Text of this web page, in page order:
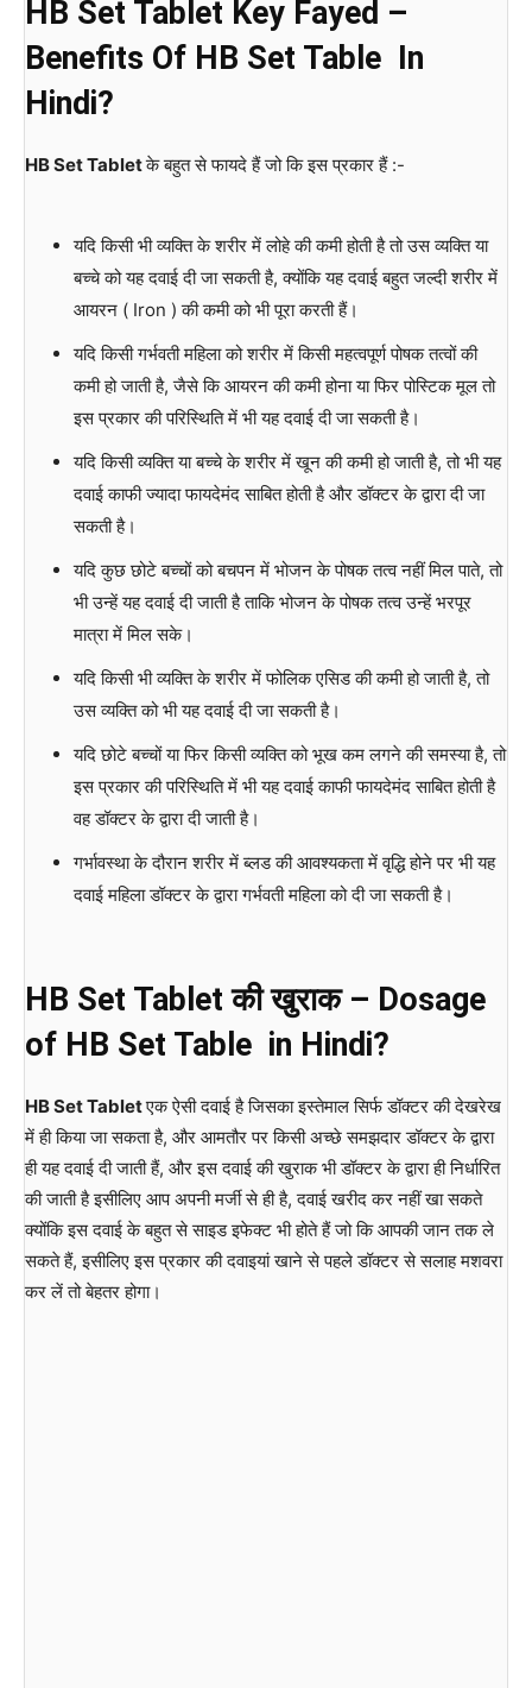
HB Set Tablet Key Fayed –
Benefits Of HB Set Table In
Hindi?
HB SetTabletके बहुत से फायदे हैं जो कि इस प्रकार हैं :-
यदि किसी भी व्यक्ति के शरीर में लोहे की कमी होती है तो उस व्यक्ति या
बच्चे को यह दवाई दी जा सकती है, क्योंकि यह दवाई बहुत जल्दी शरीर में
आयरन ( Iron ) की कमी को भी पूरा करती हैं।
यदि किसी गर्भवती महिला को शरीर में किसी महत्वपूर्ण पोषक तत्वों की
कमी हो जाती है, जैसे कि आयरन की कमी होना या फिर पोस्टिक मूल तो
इस प्रकार की परिस्थिति में भी यह दवाई दी जा सकती है।
यदि किसी व्यक्ति या बच्चे के शरीर में खून की कमी हो जाती है, तो भी यह
दवाई काफी ज्यादा फायदेमंद साबित होती है और डॉक्टर के द्वारा दी जा
सकती है।
यदि कुछ छोटे बच्चों को बचपन में भोजन के पोषक तत्व नहीं मिल पाते, तो
भी उन्हें यह दवाई दी जाती है ताकि भोजन के पोषक तत्व उन्हें भरपूर
मात्रा में मिल सके।
यदि किसी भी व्यक्ति के शरीर में फोलिक एसिड की कमी हो जाती है, तो
उस व्यक्ति को भी यह दवाई दी जा सकती है।
यदि छोटे बच्चों या फिर किसी व्यक्ति को भूख कम लगने की समस्या है, तो
इस प्रकार की परिस्थिति में भी यह दवाई काफी फायदेमंद साबित होती है
वह डॉक्टर के द्वारा दी जाती है।
गर्भावस्था के दौरान शरीर में ब्लड की आवश्यकता में वृद्धि होने पर भी यह
दवाई महिला डॉक्टर के द्वारा गर्भवती महिला को दी जा सकती है।
HB Set Tablet की खुराक – Dosage
of HB Set Table in Hindi?
HB SetTabletएक ऐसी दवाई है जिसका इस्तेमाल सिर्फ डॉक्टर की देखरेख
में ही किया जा सकता है, और आमतौर पर किसी अच्छे समझदार डॉक्टर के द्वारा
ही यह दवाई दी जाती हैं, और इस दवाई की खुराक भी डॉक्टर के द्वारा ही निर्धारित
की जाती है इसीलिए आप अपनी मर्जी से ही है, दवाई खरीद कर नहीं खा सकते
क्योंकि इस दवाई के बहुत से साइड इफेक्ट भी होते हैं जो कि आपकी जान तक ले
सकते हैं, इसीलिए इस प्रकार की दवाइयां खाने से पहले डॉक्टर से सलाह मशवरा
कर लें तो बेहतर होगा।